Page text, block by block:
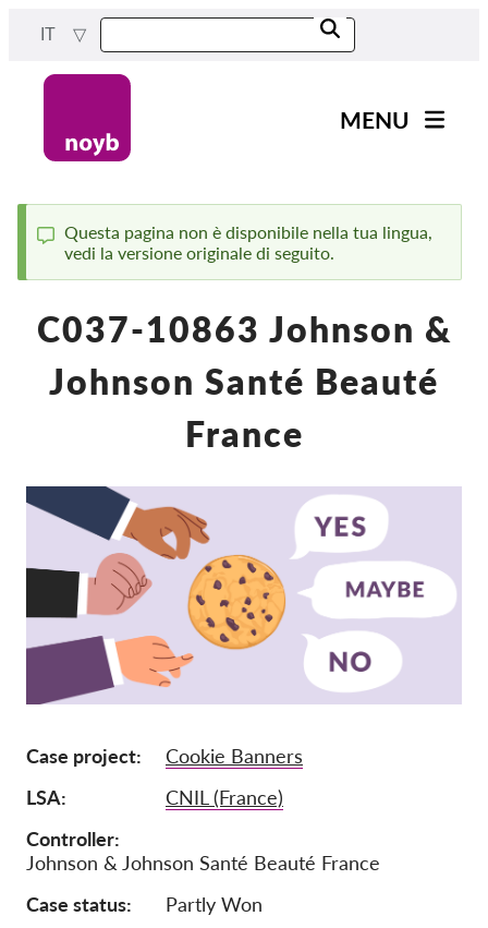
content
IT
navigation
MENU
Progetti
Tutti i casi
Reports & Resources
Exercise your rights!
Sostienici!
Donazioni
Sponsorizzazione
Tax deductability
Area riservata
Su di noi
Team
FAQs
Lavora con noi
Status
message
Questa pagina non è disponibile nella tua lingua,
vedi la versione originale di seguito.
C037-10863 Johnson &
Johnson Santé Beauté
France
Case project
Cookie Banners
LSA
CNIL (France)
Controller
Johnson & Johnson Santé Beauté France
Case status
Partly Won